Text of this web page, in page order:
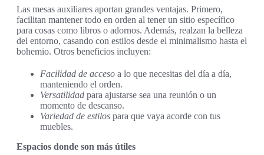
Las mesas auxiliares aportan grandes ventajas. Primero,
facilitan mantener todo en orden al tener un sitio específico
para cosas como libros o adornos. Además, realzan la belleza
del entorno, casando con estilos desde el minimalismo hasta el
bohemio. Otros beneficios incluyen:
Facilidad de acceso a lo que necesitas del día a día,
manteniendo el orden.
Versatilidad para ajustarse sea una reunión o un
momento de descanso.
Variedad de estilos para que vaya acorde con tus
muebles.
Espacios donde son más útiles